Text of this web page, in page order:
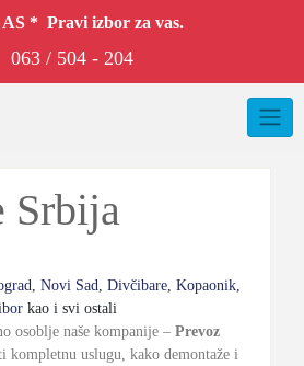
AS * Pravi izbor za vas.
063 / 504 - 204
Srbija
Novi Sad Divčibare Kopaonik
kao i svi ostali
osoblje naše kompanije – Prevoz
kompletnu uslugu, kako demontaže i